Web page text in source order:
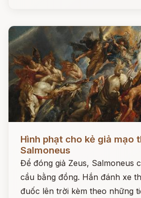
Hình phạt cho kẻ giả mạo
Salmoneus
Để đóng giả Zeus, Salmoneus
cầu bằng đồng. Hắn đánh xe
đuốc lên trời kèm theo những